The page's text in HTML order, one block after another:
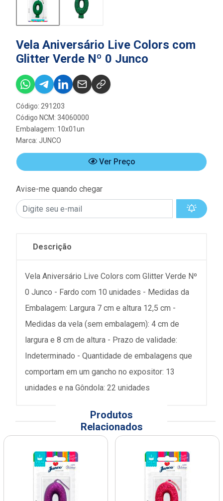
Vela Aniversário Live Colors com
Glitter Verde Nº 0 Junco
Código: 291203
Código NCM: 34060000
Embalagem: 10x01un
Marca: JUNCO
Ver Preço
Avise-me quando chegar
Descrição
Vela Aniversário Live Colors com Glitter Verde Nº
0 Junco - Fardo com 10 unidades - Medidas da
Embalagem: Largura 7 cm e altura 12,5 cm -
Medidas da vela (sem embalagem): 4 cm de
largura e 8 cm de altura - Prazo de validade:
Indeterminado - Quantidade de embalagens que
comportam em um gancho no expositor: 13
unidades e na Gôndola: 22 unidades
Produtos
Relacionados